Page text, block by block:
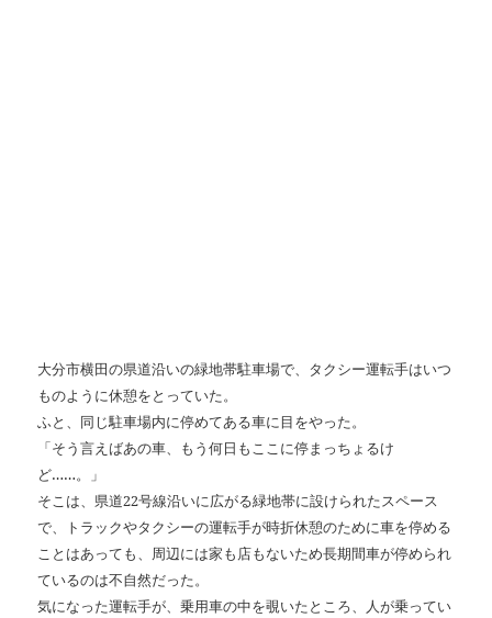
大分市横田の県道沿いの緑地帯駐車場で、タクシー運転手はいつ
ものように休憩をとっていた。
ふと、同じ駐車場内に停めてある車に目をやった。
「そう言えばあの車、もう何日もここに停まっちょるけ
ど……。」
そこは、県道22号線沿いに広がる緑地帯に設けられたスペース
で、トラックやタクシーの運転手が時折休憩のために車を停める
ことはあっても、周辺には家も店もないため長期間車が停められ
ているのは不自然だった。
気になった運転手が、乗用車の中を覗いたところ、人が乗ってい